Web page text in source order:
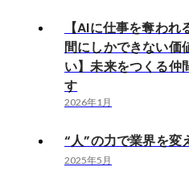
【AIに仕事を奪わ
間にしかできない価
い】未来をつくる仲
す
2026年1月
“人”の力で業界を変
2025年5月